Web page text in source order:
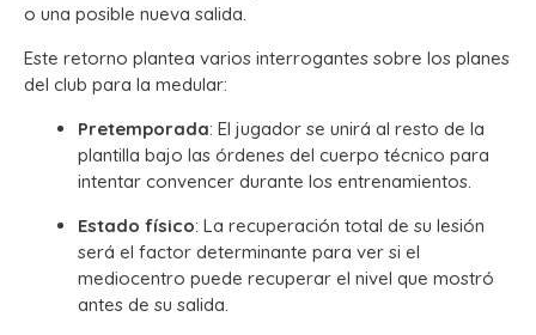
o una posible nueva salida.
Este retorno plantea varios interrogantes sobre los planes
del club para la medular:
Pretemporada: El jugador se unirá al resto de la
plantilla bajo las órdenes del cuerpo técnico para
intentar convencer durante los entrenamientos.
Estado físico: La recuperación total de su lesión
será el factor determinante para ver si el
mediocentro puede recuperar el nivel que mostró
antes de su salida.